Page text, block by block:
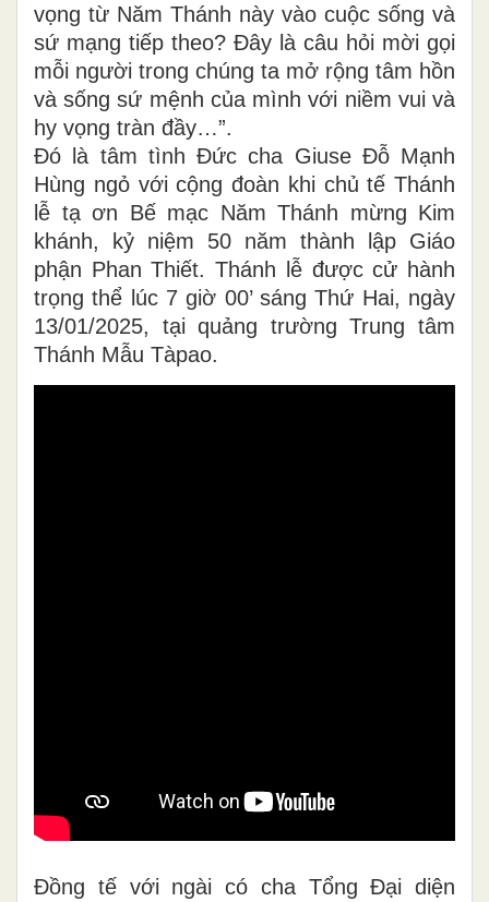
vọng từ Năm Thánh này vào cuộc sống và
sứ mạng tiếp theo? Đây là câu hỏi mời gọi
mỗi người trong chúng ta mở rộng tâm hồn
và sống sứ mệnh của mình với niềm vui và
hy vọng tràn đầy…”.
Đó là tâm tình Đức cha Giuse Đỗ Mạnh
Hùng ngỏ với cộng đoàn khi chủ tế Thánh
lễ tạ ơn Bế mạc Năm Thánh mừng Kim
khánh, kỷ niệm 50 năm thành lập Giáo
phận Phan Thiết. Thánh lễ được cử hành
trọng thể lúc 7 giờ 00’ sáng Thứ Hai, ngày
13/01/2025, tại quảng trường Trung tâm
Thánh Mẫu Tàpao.
Đồng tế với ngài có cha Tổng Đại diện